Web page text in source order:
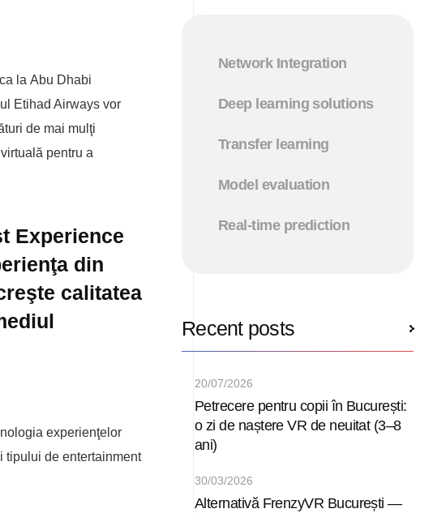
la Abu Dhabi
Etihad Airways vor
de mai mulţi
pentru a
Experience
din
calitatea
experienţelor
tipului de entertainment
Network Integration
Deep learning solutions
Transfer learning
Model evaluation
Real-time prediction
Recent posts
Petrecere pentru copii în București:
o zi de naștere VR de neuitat (3–8
ani)
20/07/2026
Alternativă FrenzyVR București —
30/03/2026